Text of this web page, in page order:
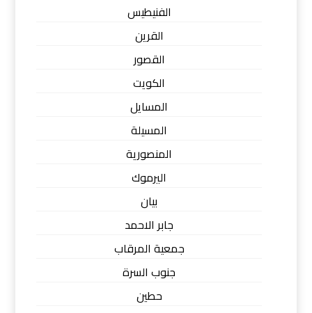
الفنيطيس
القرين
القصور
الكويت
المسايل
المسيلة
المنصورية
اليرموك
بيان
جابر الاحمد
جمعية المرقاب
جنوب السرة
حطين